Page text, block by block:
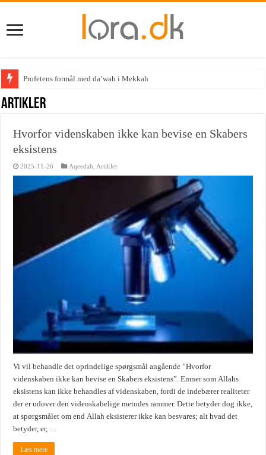
Profetens formål med da’wah i Mekkah
Artikler
Hvorfor videnskaben ikke kan bevise en Skabers
eksistens
2025-11-26 Aqeedah Artikler
Vi vil behandle det oprindelige spørgsmål angående ”Hvorfor
videnskaben ikke kan bevise en Skabers eksistens”. Emner som Allahs
eksistens kan ikke behandles af videnskaben, fordi de indebærer realiteter
der er udover den videnskabelige metodes rammer. Dette betyder dog ikke,
at spørgsmålet om end Allah eksisterer ikke kan besvares; alt hvad det
betyder, er, …
Læs mere